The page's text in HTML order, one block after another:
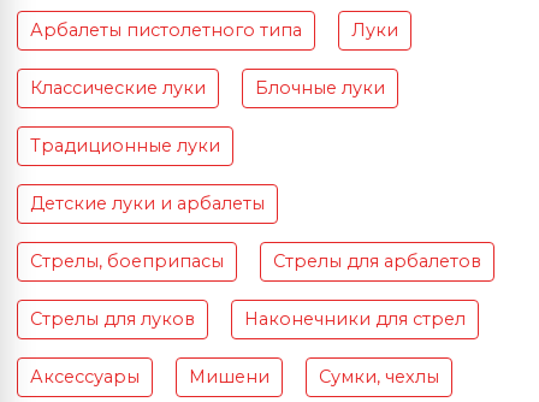
Арбалеты пистолетного типа Луки
Классические луки Блочные луки
Традиционные луки
Детские луки и арбалеты
Стрелы, боеприпасы Стрелы для арбалетов
Стрелы для луков Наконечники для стрел
Аксессуары Мишени Сумки, чехлы